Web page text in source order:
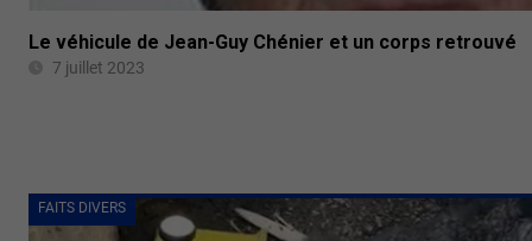
Le véhicule de Jean-Guy Chénier et un corps retrouvé
7 juillet 2023
FAITS DIVERS